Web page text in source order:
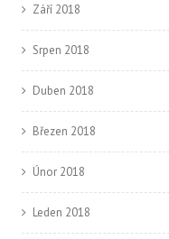
Září 2018
Srpen 2018
Duben 2018
Březen 2018
Únor 2018
Leden 2018